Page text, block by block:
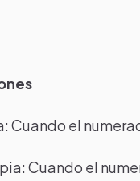
Cuando el
Cuando el